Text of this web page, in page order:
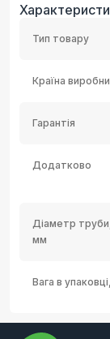
Тип товару
Країна
Гарантія
Додатково
Діаметр труби,
мм
Вага в